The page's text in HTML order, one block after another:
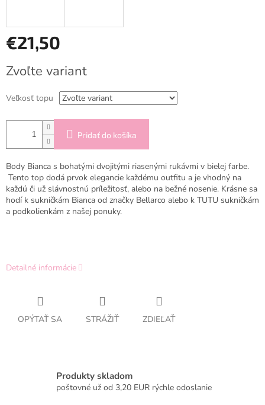
€21,50
cena:
Zvoľte variant
Veľkosť topu
Pridať do košíka
Body Bianca s bohatými dvojitými riasenými rukávmi v bielej farbe.
Tento top dodá prvok elegancie každému outfitu a je vhodný na
každú či už slávnostnú príležitosť, alebo na bežné nosenie. Krásne sa
hodí k sukničkám Bianca od značky Bellarco alebo k TUTU sukničkám
a podkolienkám z našej ponuky.
Detailné informácie
OPÝTAŤ SA STRÁŽIŤ ZDIEĽAŤ
Produkty skladom
poštovné už od 3,20 EUR rýchle odoslanie